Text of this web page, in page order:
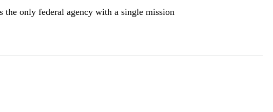
only federal agency with a single mission